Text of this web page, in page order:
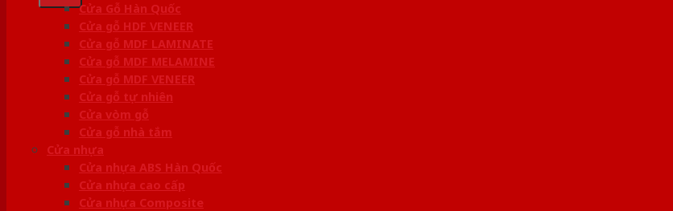
Cửa Gỗ Hàn Quốc
Cửa gỗ HDF VENEER
Cửa gỗ MDF LAMINATE
Cửa gỗ MDF MELAMINE
Cửa gỗ MDF VENEER
Cửa gỗ tự nhiên
Cửa vòm gỗ
Cửa gỗ nhà tắm
Cửa nhựa
Cửa nhựa ABS Hàn Quốc
Cửa nhựa cao cấp
Cửa nhựa Composite